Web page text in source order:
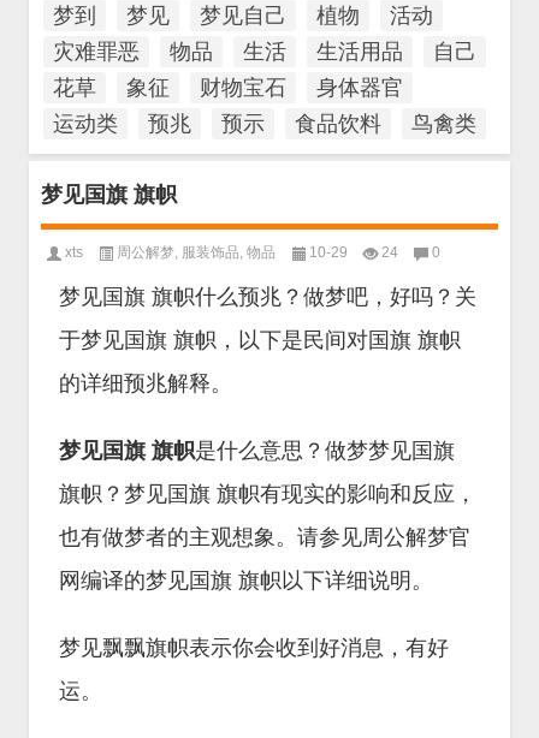
梦到
梦见 梦见自己 植物
活动
灾难罪恶
物品 生活 生活用品
自己
花草
象征 财物宝石
身体器官
运动类
预兆 预示 食品饮料 鸟禽类
梦见国旗 旗帜
xts 周公解梦, 服装饰品, 物品 10-29 24 0
梦见国旗 旗帜什么预兆？做梦吧，好吗？关
于梦见国旗 旗帜，以下是民间对国旗 旗帜
的详细预兆解释。
梦见国旗 旗帜是什么意思？做梦梦见国旗
旗帜？梦见国旗 旗帜有现实的影响和反应，
也有做梦者的主观想象。请参见周公解梦官
网编译的梦见国旗 旗帜以下详细说明。
梦见飘飘旗帜表示你会收到好消息，有好
运。